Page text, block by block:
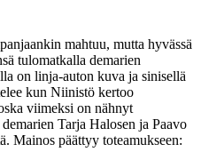
mahtuu, mutta hyvässä
tulomatkalla demarien
on linja-auton kuva ja sinisellä
kun Niinistö kertoo
viimeksi on nähnyt
Tarja Halosen ja Paavo
Mainos päättyy toteamukseen: